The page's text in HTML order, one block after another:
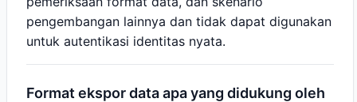
pengembangan lainnya dan tidak dapat digunakan
untuk autentikasi identitas nyata.
Format ekspor data apa yang didukung oleh